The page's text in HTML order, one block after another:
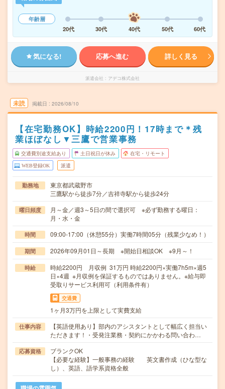
年齢層
20代
30代 40代 50代 60代
気になる! 応募へ進む 詳しく見る
派遣会社 アデコ株式会社
未読 掲載日 2026/08/10
【在宅勤務OK】時給2200円！17時まで＊残
業ほぼなし▼三鷹で営業事務
交通費別途支給あり 土日祝日が休み 在宅・リモート
WEB登録OK 派遣
勤務地
東京都武蔵野市
三鷹駅から徒歩7分／吉祥寺駅から徒歩24分
曜日頻度
月～金／週3～5日の間で選択可 ※必ず勤務する曜日：
月・水・金
時間 09:00-17:00（休憩55分）実働7時間05分（残業少なめ！）
期間 2026年09月01日～長期 ※開始日相談OK ※9月～！
時給
時給2200円 月収例 31万円 時給2200円×実働7h5m×週5
日×4週 ※月収例を保証するものではありません。※給与即
受取りサービス利用可（利用条件有）
交通費
1ヶ月3万円を上限として実費支給
仕事内容
【英語使用あり】部内のアシスタントとして幅広く担当い
ただきます！・受発注業務・契約にかかわる問い合わ…
応募資格
ブランクOK
【必要な経験】一般事務の経験 英文書作成（ひな型な
し）、英語、語学系資格全般